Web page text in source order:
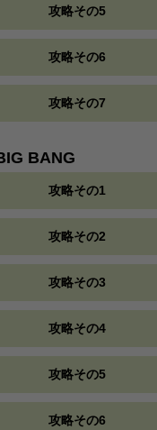
攻略その5
攻略その6
攻略その7
BANG
攻略その1
攻略その2
攻略その3
攻略その4
攻略その5
攻略その6